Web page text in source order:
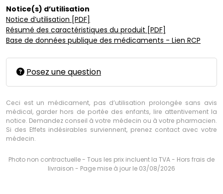
Notice(s) d’utilisation
Notice d’utilisation [PDF]
Résumé des caractéristiques du produit [PDF]
Base de données publique des médicaments - Lien RCP
Posez une question
Ceci est un médicament, pas d’utilisation prolongée sans avis
médical, garder hors de portée des enfants, lire attentivement la
notice. Demandez conseil à votre médecin ou à votre pharmacien.
Si des Effets indésirables surviennent, prenez contact avec votre
médecin.
Photo non contractuelle - Tous les prix incluent la TVA - Hors frais de
livraison - Page mise à jour le 03/08/2026